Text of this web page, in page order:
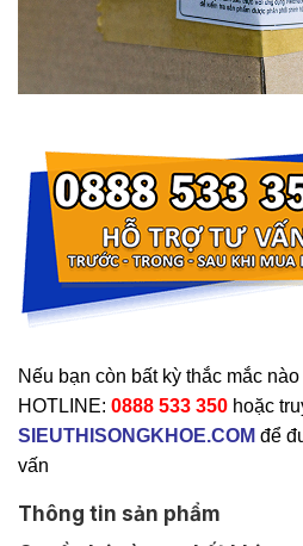
Nếu bạn còn bất kỳ thắc mắc
HOTLINE: 0888 533 350 hoặc
SIEUTHISONGKHOE.COM để
vấn
Thông tin sản phẩm